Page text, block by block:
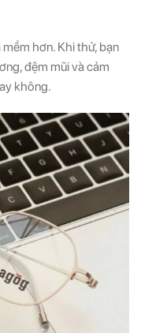
hơn. Khi thử, bạn
đệm mũi và cảm
không.